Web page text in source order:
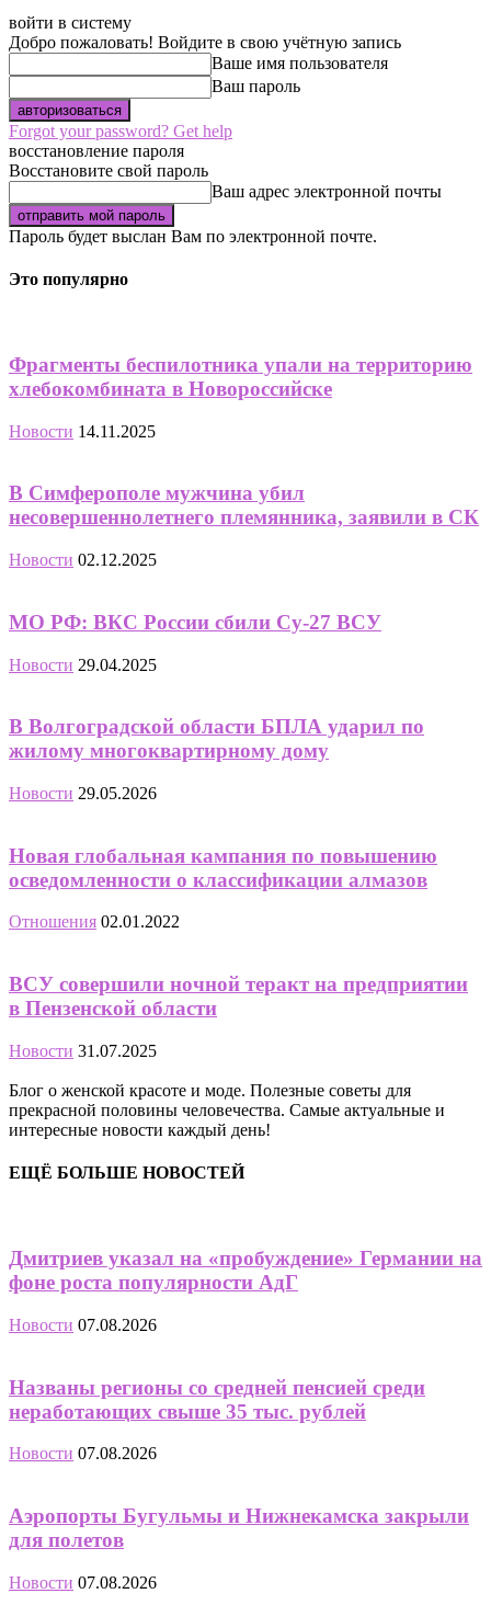
войти в систему
Добро пожаловать! Войдите в свою учётную запись
Ваше имя пользователя
Ваш пароль
Forgot your password? Get help
восстановление пароля
Восстановите свой пароль
Ваш адрес электронной почты
Пароль будет выслан Вам по электронной почте.
Это популярно
Фрагменты беспилотника упали на территорию
хлебокомбината в Новороссийске
Новости 14.11.2025
В Симферополе мужчина убил
несовершеннолетнего племянника, заявили в СК
Новости 02.12.2025
МО РФ: ВКС России сбили Су-27 ВСУ
Новости 29.04.2025
В Волгоградской области БПЛА ударил по
жилому многоквартирному дому
Новости 29.05.2026
Новая глобальная кампания по повышению
осведомленности о классификации алмазов
Отношения 02.01.2022
ВСУ совершили ночной теракт на предприятии
в Пензенской области
Новости 31.07.2025
Блог о женской красоте и моде. Полезные советы для
прекрасной половины человечества. Самые актуальные и
интересные новости каждый день!
ЕЩЁ БОЛЬШЕ НОВОСТЕЙ
Дмитриев указал на «пробуждение» Германии на
фоне роста популярности АдГ
Новости 07.08.2026
Названы регионы со средней пенсией среди
неработающих свыше 35 тыс. рублей
Новости 07.08.2026
Аэропорты Бугульмы и Нижнекамска закрыли
для полетов
Новости 07.08.2026